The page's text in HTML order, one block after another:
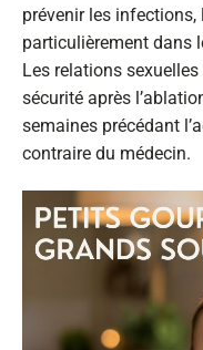
prévenir les infections,
particulièrement dans
Les relations
sécurité après
semaines précédant
contraire du médecin.